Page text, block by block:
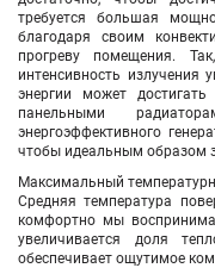
требуется большая
благодаря своим
прогреву помещения.
интенсивность излучения
энергии может
панельными
энергоэффективного
чтобы идеальным образом
Максимальный
Средняя температура
комфортно мы
увеличивается доля
обеспечивает ощутимое